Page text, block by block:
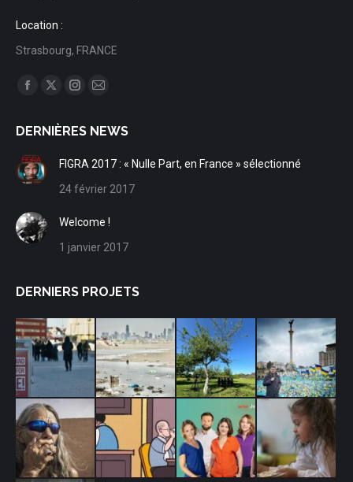
Location :
Strasbourg, FRANCE
Trouvez nous sur :
Facebook
opens
in
new
window
X
opens
window
Instagram
opens
window
Mail
opens
window
DERNIÈRES NEWS
FIGRA 2017 : « Nulle Part, en France » sélectionné
24 février 2017
Welcome !
1 janvier 2017
DERNIERS PROJETS